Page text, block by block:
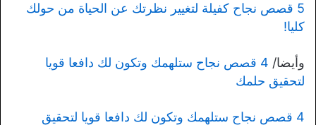
5 قصص نجاح كفيلة لتغيير نظرتك عن الحياة من حولك
كليا!
وأيضا/
4 قصص نجاح ستلهمك وتكون لك دافعا قويا
لتحقيق حلمك
4 قصص نجاح ستلهمك وتكون لك دافعا قويا لتحقيق